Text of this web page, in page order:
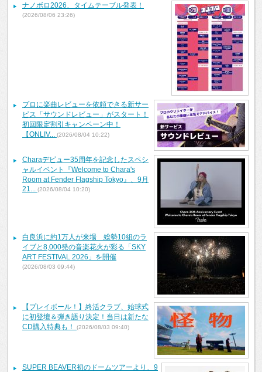
ナノボロ2026、タイムテーブル発表！
(2026/08/06 23:26)
プロに楽曲レビューを依頼できる新サー
ビス「サウンドレビュー」がスタート！
初回限定割引キャンペーン中！
【ONLIV...
(2026/08/04 10:22)
Charaデビュー35周年を記念したスペシ
ャルイベント『Welcome to Chara's
Room at Fender Flagship Tokyo』、9月
21...
(2026/08/04 10:20)
白良浜に約1万人が来場 総勢10組のラ
イブと8,000発の音楽花火が彩る「SKY
ART FESTIVAL 2026」を開催
(2026/08/03 09:44)
【プレイボール！】終活クラブ、始球式
に初登壇＆弾き語り決定！当日は新たな
CD購入特典も！
(2026/08/03 09:40)
SUPER BEAVER初のドームツアーより、9